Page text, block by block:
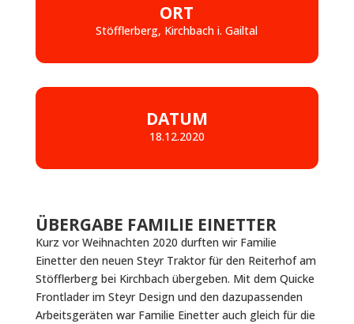
ORT
Stöfflerberg, Kirchbach i. Gailtal
DATUM
18.12.2020
ÜBERGABE FAMILIE EINETTER
Kurz vor Weihnachten 2020 durften wir Familie
Einetter den neuen Steyr Traktor für den Reiterhof am
Stöfflerberg bei Kirchbach übergeben. Mit dem Quicke
Frontlader im Steyr Design und den dazupassenden
Arbeitsgeräten war Familie Einetter auch gleich für die